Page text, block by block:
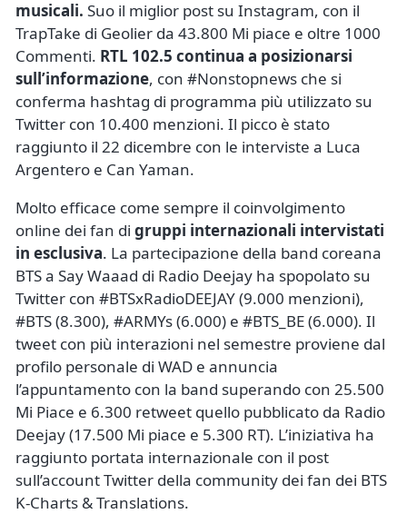
musicali. Suo il miglior post su Instagram, con il
TrapTake di Geolier da 43.800 Mi piace e oltre 1000
Commenti. RTL 102.5 continua a posizionarsi
sull’informazione, con #Nonstopnews che si
conferma hashtag di programma più utilizzato su
Twitter con 10.400 menzioni. Il picco è stato
raggiunto il 22 dicembre con le interviste a Luca
Argentero e Can Yaman.
Molto efficace come sempre il coinvolgimento
online dei fan di gruppi internazionali intervistati
in esclusiva. La partecipazione della band coreana
BTS a Say Waaad di Radio Deejay ha spopolato su
Twitter con #BTSxRadioDEEJAY (9.000 menzioni),
#BTS (8.300), #ARMYs (6.000) e #BTS_BE (6.000). Il
tweet con più interazioni nel semestre proviene dal
profilo personale di WAD e annuncia
l’appuntamento con la band superando con 25.500
Mi Piace e 6.300 retweet quello pubblicato da Radio
Deejay (17.500 Mi piace e 5.300 RT). L’iniziativa ha
raggiunto portata internazionale con il post
sull’account Twitter della community dei fan dei BTS
K-Charts & Translations.